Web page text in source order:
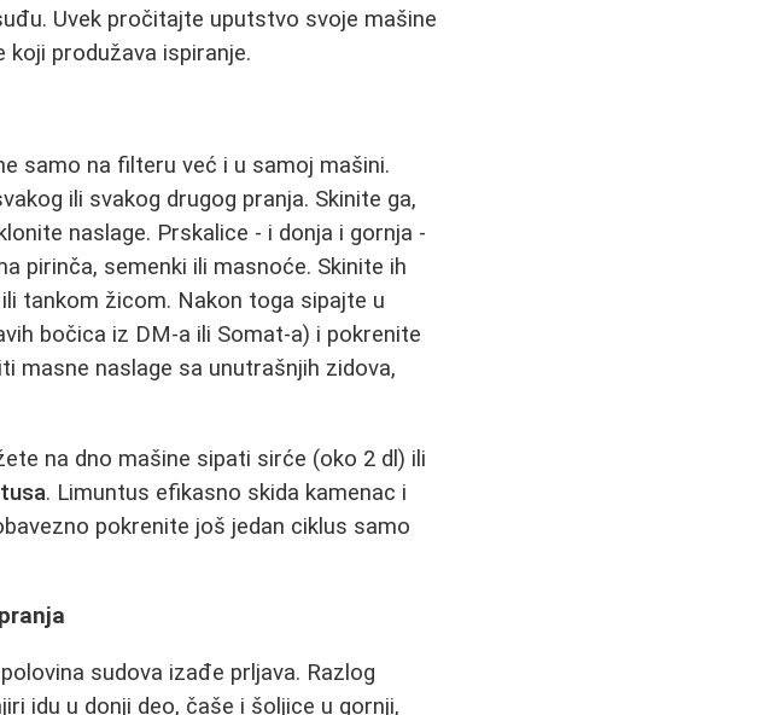
Uvek pročitajte uputstvo svoje mašine
koji produžava ispiranje.
samo na filteru već i u samoj mašini.
ili svakog drugog pranja. Skinite ga,
naslage. Prskalice - i donja i gornja -
pirinča, semenki ili masnoće. Skinite ih
tankom žicom. Nakon toga sipajte u
bočica iz DM‑a ili Somat‑a) i pokrenite
masne naslage sa unutrašnjih zidova,
na dno mašine sipati sirće (oko 2 dl) ili
. Limuntus efikasno skida kamenac i
pokrenite još jedan ciklus samo
sudova izađe prljava. Razlog
idu u donji deo, čaše i šoljice u gornji,